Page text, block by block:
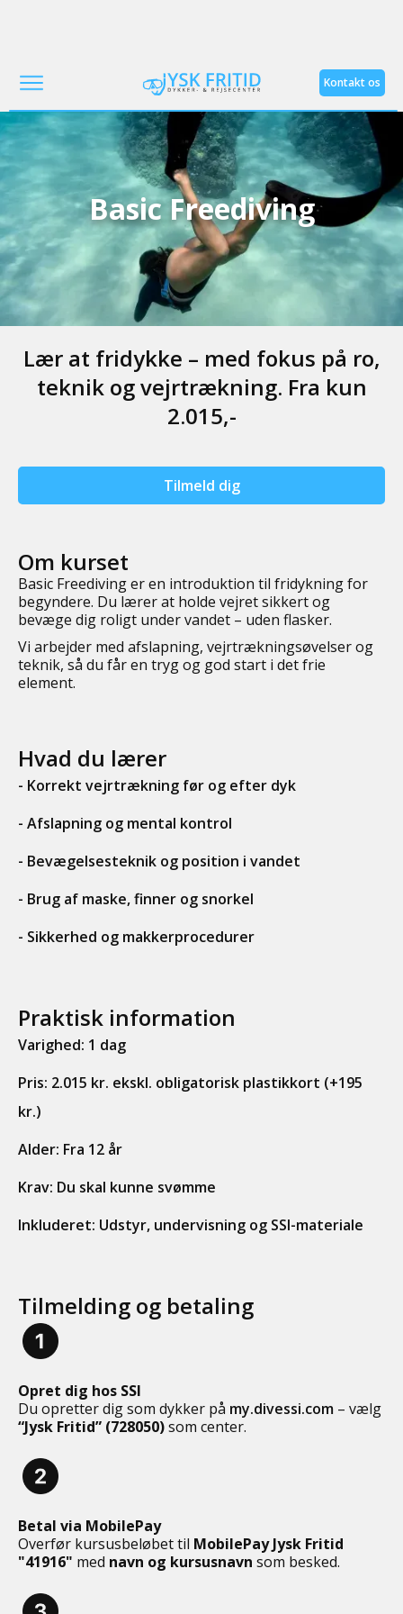
Kontakt os
Basic Freediving
Lær at fridykke – med fokus på ro,
teknik og vejrtrækning. Fra kun
2.015,-
Tilmeld dig
Om kurset
Basic Freediving er en introduktion til fridykning for
begyndere. Du lærer at holde vejret sikkert og
bevæge dig roligt under vandet – uden flasker.
Vi arbejder med afslapning, vejrtrækningsøvelser og
teknik, så du får en tryg og god start i det frie
element.
Hvad du lærer
- Korrekt vejrtrækning før og efter dyk
- Afslapning og mental kontrol
- Bevægelsesteknik og position i vandet
- Brug af maske, finner og snorkel
- Sikkerhed og makkerprocedurer
Praktisk information
Varighed: 1 dag
Pris: 2.015 kr. ekskl. obligatorisk plastikkort (+195
kr.)
Alder: Fra 12 år
Krav: Du skal kunne svømme
Inkluderet: Udstyr, undervisning og SSI-materiale
Tilmelding og betaling
Opret dig hos SSI
Du opretter dig som dykker på my.divessi.com – vælg
“Jysk Fritid” (728050)som center.
Betal via MobilePay
Overfør kursusbeløbet til MobilePay Jysk Fritid
"41916" med navn og kursusnavn som besked.